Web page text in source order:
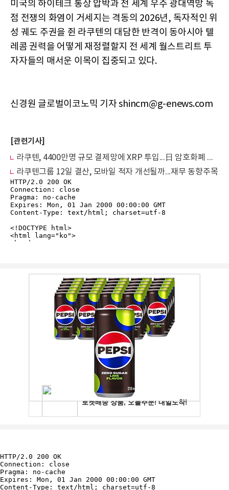
미국의 하이테크 통상 압박과 전 세계 우주 광대역망 독
점 전쟁의 화염이 거세지는 격동의 2026년, 독자적인 위
성 궤도 주권을 쥔 라쿠텐의 대담한 반격이 동아시아 텔
레콤 권력을 어떻게 재정렬할지 전 세계 월스트리트 투
자자들의 매서운 이목이 집중되고 있다.
신경원 글로벌이코노믹 기자 shincm@g-enews.com
[관련기사]
라쿠텐, 4400만명 규모 결제망에 XRP 투입...日 암호화폐 결제 시장 본격 가동되나
라쿠텐그룹 12일 결산, 모바일 적자 개선될까...재무 동향주목